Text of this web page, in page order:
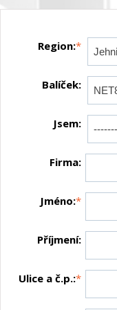
Region:*
Balíček:
Jsem:
Firma:
Jméno:*
Příjmení:
Ulice a č.p.:*